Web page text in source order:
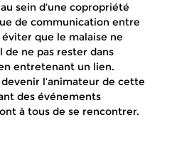
sein d’une copropriété
de communication entre
que le malaise ne
de ne pas rester dans
entretenant un lien.
devenir l’animateur de cette
des événements
à tous de se rencontrer.